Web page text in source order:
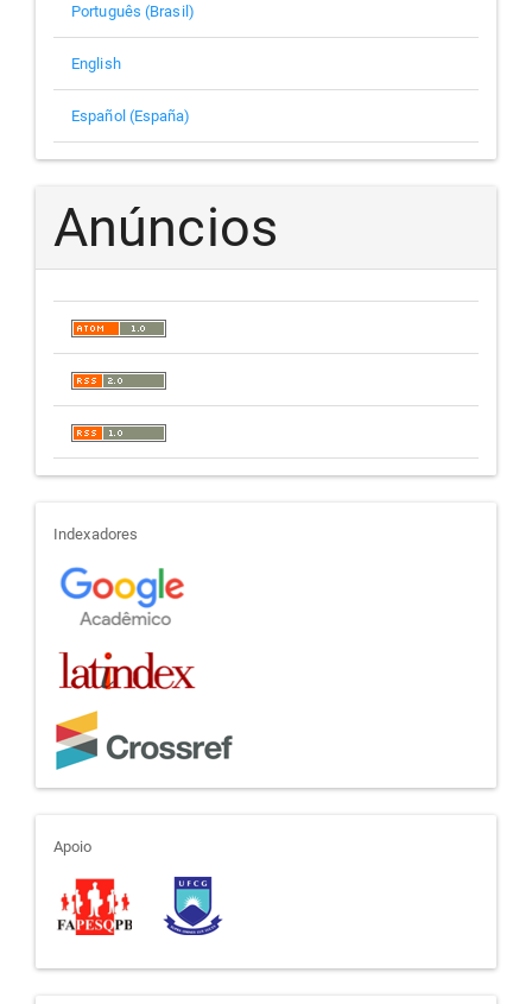
Português (Brasil)
English
Español (España)
Anúncios
indexadores
Indexadores
apoio
Apoio